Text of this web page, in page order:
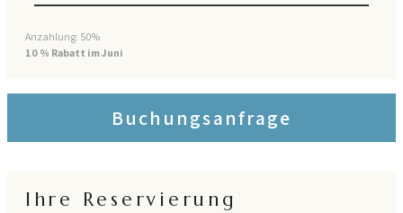
Anzahlung: 50%
10 % Rabatt im Juni
Buchungsanfrage
Ihre Reservierung